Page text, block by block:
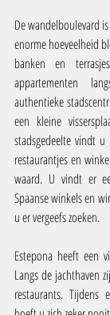
De wandelboulevard
enorme hoeveelheid
banken en
appartementen
authentieke
een kleine
stadsgedeelte vindt
restaurantjes en
waard. U vindt er
Spaanse winkels en
u er vergeefs zoeken.
Estepona heeft een
Langs de jachthaven
restaurants. Tijdens